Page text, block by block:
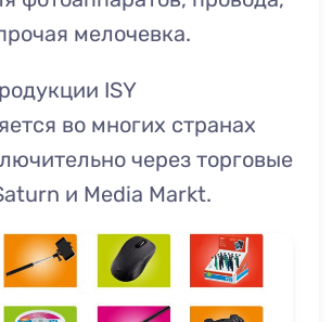
мелочевка.
ISY
во многих странах
через торговые
и Media Markt.